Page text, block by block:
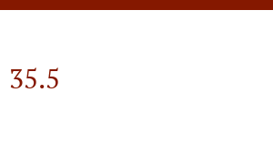
35.5